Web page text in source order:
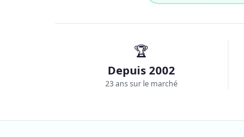
🏆
Depuis 2002
23 ans sur le marché